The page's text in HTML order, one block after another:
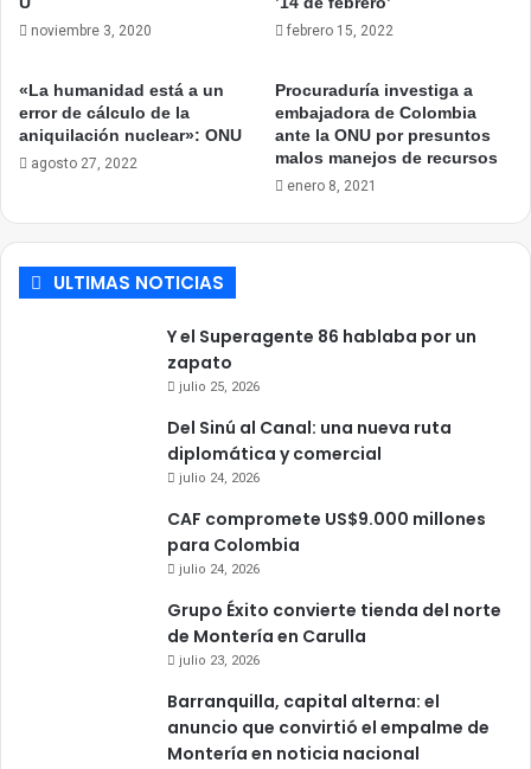
noviembre 3, 2020 febrero 15, 2022
«La humanidad está a un
error de cálculo de la
aniquilación nuclear»: ONU
agosto 27, 2022
Procuraduría investiga a
embajadora de Colombia
ante la ONU por presuntos
malos manejos de recursos
enero 8, 2021
ULTIMAS NOTICIAS
Y el Superagente 86 hablaba por un
zapato
julio 25, 2026
Del Sinú al Canal: una nueva ruta
diplomática y comercial
julio 24, 2026
CAF compromete US$9.000 millones
para Colombia
julio 24, 2026
Grupo Éxito convierte tienda del norte
de Montería en Carulla
julio 23, 2026
Barranquilla, capital alterna: el
anuncio que convirtió el empalme de
Montería en noticia nacional